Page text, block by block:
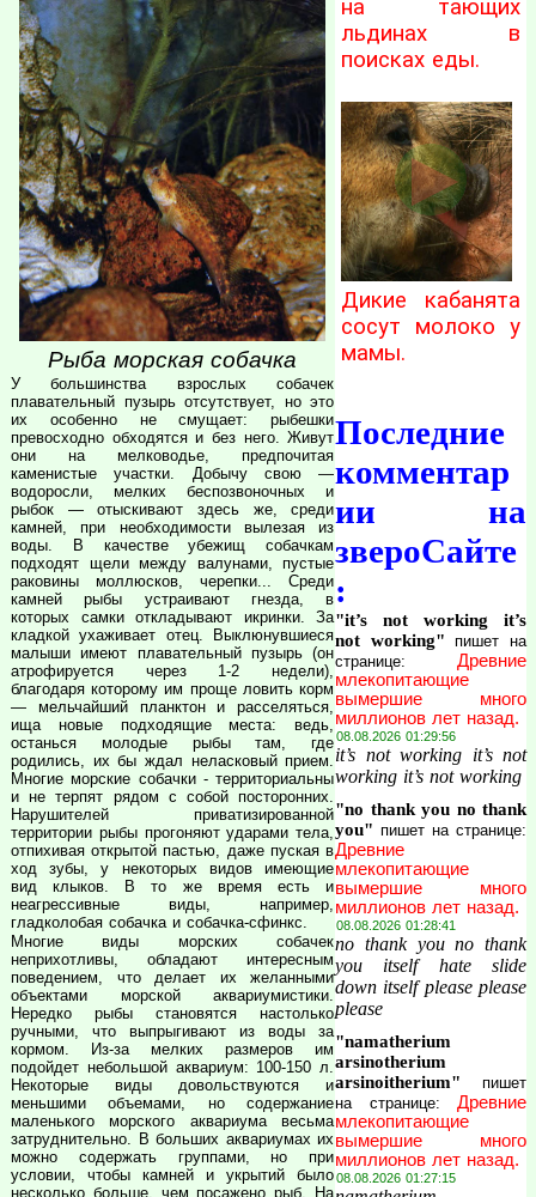
Рыба морская собачка
У большинства взрослых собачек
плавательный пузырь отсутствует, но это
их особенно не смущает: рыбешки
превосходно обходятся и без него. Живут
они на мелководье, предпочитая
каменистые участки. Добычу свою —
водоросли, мелких беспозвоночных и
рыбок — отыскивают здесь же, среди
камней, при необходимости вылезая из
воды. В качестве убежищ собачкам
подходят щели между валунами, пустые
раковины моллюсков, черепки... Среди
камней рыбы устраивают гнезда, в
которых самки откладывают икринки. За
кладкой ухаживает отец. Выклюнувшиеся
малыши имеют плавательный пузырь (он
атрофируется через 1-2 недели),
благодаря которому им проще ловить корм
— мельчайший планктон и расселяться,
ища новые подходящие места: ведь,
останься молодые рыбы там, где
родились, их бы ждал неласковый прием.
Многие морские собачки - территориальны
и не терпят рядом с собой посторонних.
Нарушителей приватизированной
территории рыбы прогоняют ударами тела,
отпихивая открытой пастью, даже пуская в
ход зубы, у некоторых видов имеющие
вид клыков. В то же время есть и
неагрессивные виды, например,
гладколобая собачка и собачка-сфинкс.
Многие виды морских собачек
неприхотливы, обладают интересным
поведением, что делает их желанными
объектами морской аквариумистики.
Нередко рыбы становятся настолько
ручными, что выпрыгивают из воды за
кормом. Из-за мелких размеров им
подойдет небольшой аквариум: 100-150 л.
Некоторые виды довольствуются и
меньшими объемами, но содержание
маленького морского аквариума весьма
затруднительно. В больших аквариумах их
можно содержать группами, но при
условии, чтобы камней и укрытий было
несколько больше, чем посажено рыб. На
на тающих
льдинах в
поисках еды.
Дикие кабанята
сосут молоко у
мамы.
Последние
комментар
ии на
звероСайте
:
"it’s not working it’s
not working" пишет на
странице: Древние
млекопитающие
вымершие много
миллионов лет назад.
08.08.2026 01:29:56
it’s not working it’s not
working it’s not working
"no thank you no thank
you" пишет на странице:
Древние
млекопитающие
вымершие много
миллионов лет назад.
08.08.2026 01:28:41
no thank you no thank
you itself hate slide
down itself please please
please
"namatherium
arsinotherium
arsinoitherium" пишет
на странице: Древние
млекопитающие
вымершие много
миллионов лет назад.
08.08.2026 01:27:15